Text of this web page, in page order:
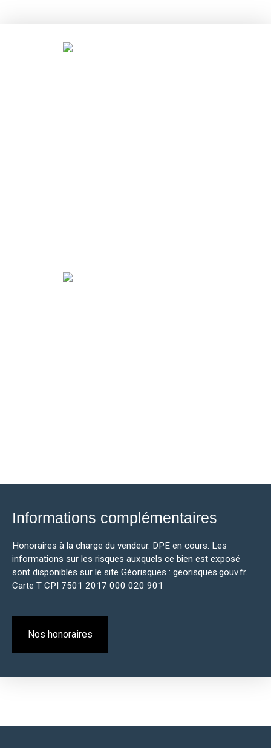
Informations complémentaires
Honoraires à la charge du vendeur. DPE en cours. Les
informations sur les risques auxquels ce bien est exposé
sont disponibles sur le site Géorisques : georisques.gouv.fr.
Carte T CPI 7501 2017 000 020 901
Nos honoraires